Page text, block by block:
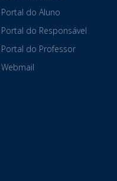
Portal do Aluno
Portal do Responsável
Portal do Professor
Webmail